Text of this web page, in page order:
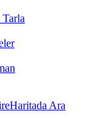
Tarla
Haritada Ara